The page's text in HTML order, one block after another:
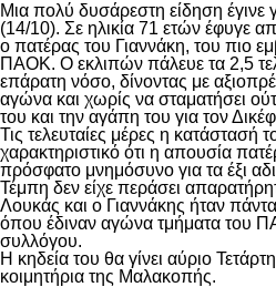
Μια πολύ δυσάρεστη είδηση έγινε
(14/10). Σε ηλικία 71 ετών έφυγε
ο πατέρας του Γιαννάκη, του πιο
ΠΑΟΚ. Ο εκλιπών πάλευε τα 2,5
επάρατη νόσο, δίνοντας με
αγώνα και χωρίς να σταματήσει
του και την αγάπη του για τον
Τις τελευταίες μέρες η κατάστασή
χαρακτηριστικό ότι η απουσία
πρόσφατο μνημόσυνο για τα έξι
Τέμπη δεν είχε περάσει
Λουκάς και ο Γιαννάκης ήταν
όπου έδιναν αγώνα τμήματα του
συλλόγου.
Η κηδεία του θα γίνει αύριο
κοιμητήρια της Μαλακοπής.